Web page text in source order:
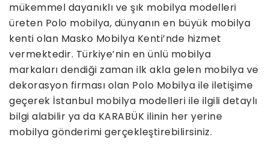
mükemmel dayanıklı ve şık mobilya modelleri
üreten Polo mobilya, dünyanın en büyük mobilya
kenti olan Masko Mobilya Kenti’nde hizmet
vermektedir. Türkiye’nin en ünlü mobilya
markaları dendiği zaman ilk akla gelen mobilya ve
dekorasyon firması olan Polo Mobilya ile iletişime
geçerek İstanbul mobilya modelleri ile ilgili detaylı
bilgi alabilir ya da KARABÜK ilinin her yerine
mobilya gönderimi gerçekleştirebilirsiniz.